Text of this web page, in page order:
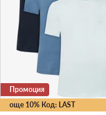
още 10% Код: LAST
Промоция